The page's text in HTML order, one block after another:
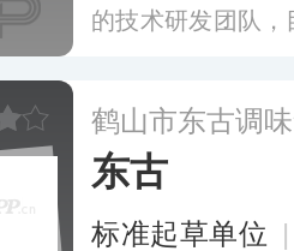
的技术研发团队
平台均有销售。
鹤山市东古调
东古
标准起草单位